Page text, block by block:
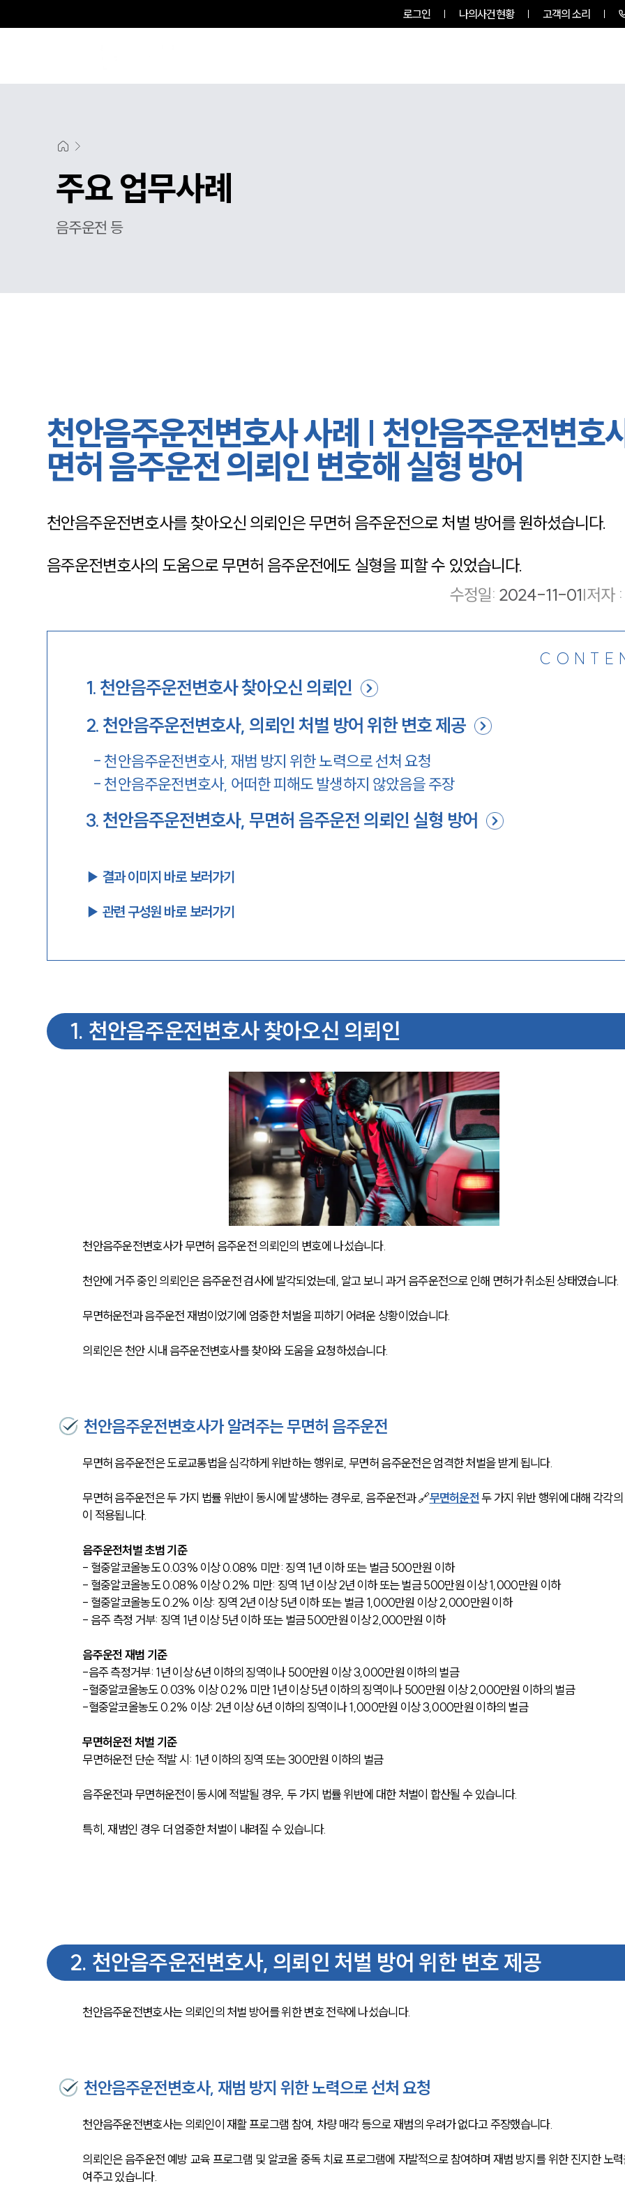
로그인 나의사건현황 고객의 소리
주요 업무사례
음주운전 등
천안음주운전변호사 사례 | 천안음주운전변호
면허 음주운전 의뢰인 변호해 실형 방어
천안음주운전변호사를 찾아오신 의뢰인은 무면허 음주운전으로 처벌 방어를 원하셨습니다.
음주운전변호사의 도움으로 무면허 음주운전에도 실형을 피할 수 있었습니다.
수정일: 2024-11-01|저자 :
1. 천안음주운전변호사 찾아오신 의뢰인
2. 천안음주운전변호사, 의뢰인 처벌 방어 위한 변호 제공
- 천안음주운전변호사, 재범 방지 위한 노력으로 선처 요청
- 천안음주운전변호사, 어떠한 피해도 발생하지 않았음을 주장
3. 천안음주운전변호사, 무면허 음주운전 의뢰인 실형 방어
▶︎ 결과 이미지 바로 보러가기
▶︎ 관련 구성원 바로 보러가기
1. 천안음주운전변호사 찾아오신 의뢰인
천안음주운전변호사가 무면허 음주운전 의뢰인의 변호에 나섰습니다.
천안에 거주 중인 의뢰인은 음주운전 검사에 발각되었는데, 알고 보니 과거 음주운전으로 인해 면허가 취소된 상태였습니다.
무면허운전과 음주운전 재범이었기에 엄중한 처벌을 피하기 어려운 상황이었습니다.
의뢰인은 천안 시내 음주운전변호사를 찾아와 도움을 요청하셨습니다.
천안음주운전변호사가 알려주는 무면허 음주운전
무면허 음주운전은 도로교통법을 심각하게 위반하는 행위로, 무면허 음주운전은 엄격한 처벌을 받게 됩니다.
무면허 음주운전은 두 가지 법률 위반이 동시에 발생하는 경우로, 음주운전과 🔗무면허운전 두 가지 위반 행위에 대해 각각
이 적용됩니다.
음주운전처벌 초범 기준
- 혈중알코올농도 0.03% 이상 0.08% 미만: 징역 1년 이하 또는 벌금 500만원 이하
- 혈중알코올농도 0.08% 이상 0.2% 미만: 징역 1년 이상 2년 이하 또는 벌금 500만원 이상 1,000만원 이하
- 혈중알코올농도 0.2% 이상: 징역 2년 이상 5년 이하 또는 벌금 1,000만원 이상 2,000만원 이하
- 음주 측정 거부: 징역 1년 이상 5년 이하 또는 벌금 500만원 이상 2,000만원 이하
음주운전 재범 기준
-음주 측정거부: 1년 이상 6년 이하의 징역이나 500만원 이상 3,000만원 이하의 벌금
-혈중알코올농도 0.03% 이상 0.2% 미만 1년 이상 5년 이하의 징역이나 500만원 이상 2,000만원 이하의 벌금
-혈중알코올농도 0.2% 이상: 2년 이상 6년 이하의 징역이나 1,000만원 이상 3,000만원 이하의 벌금
무면허운전 처벌 기준
무면허운전 단순 적발 시: 1년 이하의 징역 또는 300만원 이하의 벌금
음주운전과 무면허운전이 동시에 적발될 경우, 두 가지 법률 위반에 대한 처벌이 합산될 수 있습니다.
특히, 재범인 경우 더 엄중한 처벌이 내려질 수 있습니다.
2. 천안음주운전변호사, 의뢰인 처벌 방어 위한 변호 제공
천안음주운전변호사는 의뢰인의 처벌 방어를 위한 변호 전략에 나섰습니다.
천안음주운전변호사, 재범 방지 위한 노력으로 선처 요청
천안음주운전변호사는 의뢰인이 재활 프로그램 참여, 차량 매각 등으로 재범의 우려가 없다고 주장했습니다.
의뢰인은 음주운전 예방 교육 프로그램 및 알코올 중독 치료 프로그램에 자발적으로 참여하며 재범 방지를 위한 진지한 노
여주고 있습니다.